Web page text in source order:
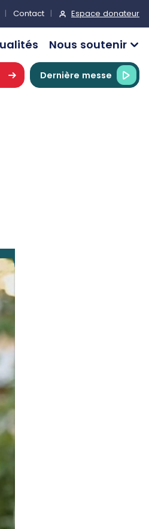
Contact Espace donateur
Nous soutenir
Dernière messe